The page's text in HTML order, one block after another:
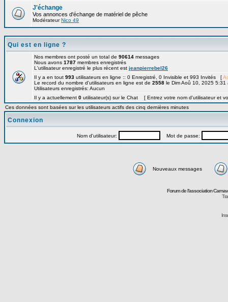
J'échange
Vos annonces d'échange de matériel de pêche
ModérateurNico 49
Qui est en ligne ?
Nos membres ont posté un total de 90614 messages
Nous avons 1787 membres enregistrés
L'utilisateur enregistré le plus récent est jeanpierrebel26
Il y a en tout 993 utilisateurs en ligne :: 0 Enregistré, 0 Invisible et 993 Invités [
Le record du nombre d'utilisateurs en ligne est de 2558 le Dim Aoû 10, 2025 5:31
Utilisateurs enregistrés: Aucun
Il y a actuellement 0 utilisateur(s) sur le Chat [ Entrez votre nom d'utilisateur et
Ces données sont basées sur les utilisateurs actifs des cinq dernières minutes
Connexion
Nom d'utilisateur: Mot de passe:
Nouveaux messages
Forum de l'association